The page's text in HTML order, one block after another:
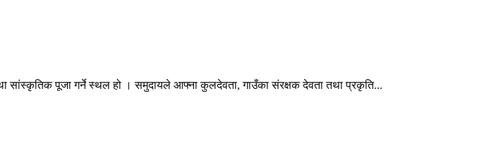
सांस्कृतिक पूजा गर्ने स्थल हो । समुदायले आफ्ना कुलदेवता, गाउँका संरक्षक देवता तथा प्रकृति...